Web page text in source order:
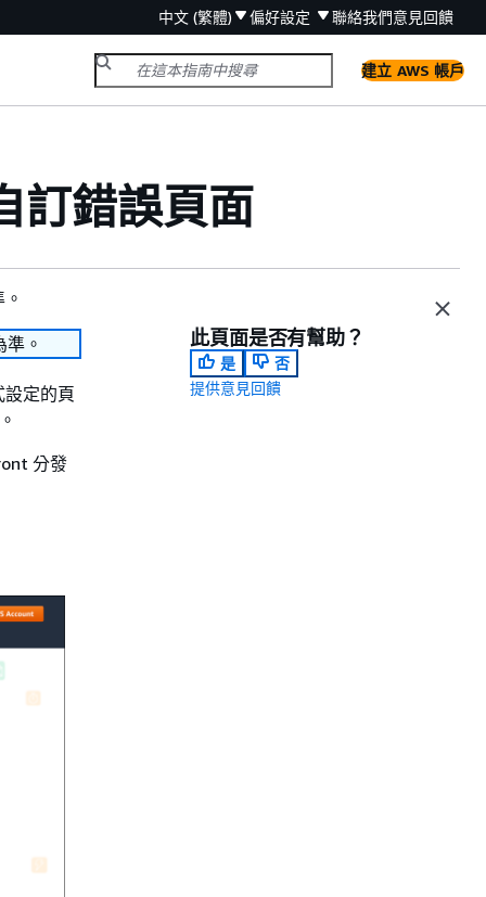
中文 (繁體) 偏好設定 聯絡我們意見回饋
建立 AWS 帳戶
訂錯誤頁面
。
定的頁
分發
此頁面是否有幫助？
是
否
提供意見回饋